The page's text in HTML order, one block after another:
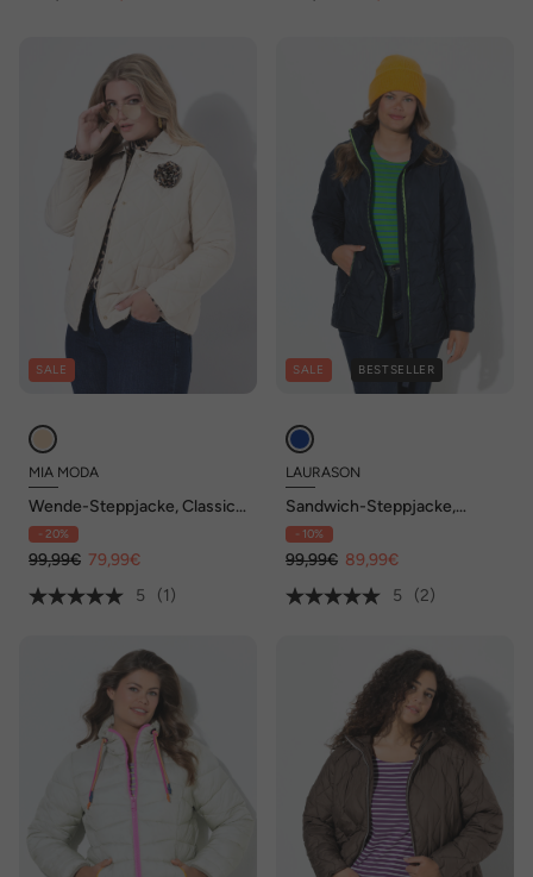
SALE
MIA MODA
Wende-Steppjacke, Classic
Fit, Druckknöpfe, Langarm
- 20%
99,99€ 79,99€
5
(1)
SALE BESTSELLER
LAURASON
Sandwich-Steppjacke,
Stehkragen, Zipper
- 10%
99,99€ 89,99€
5
(2)